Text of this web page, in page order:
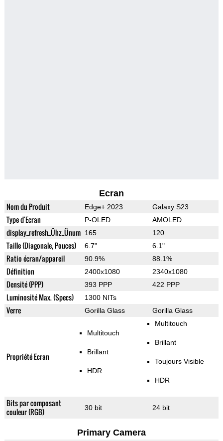
Ecran
Nom du Produit Edge+ 2023 Galaxy S23
Type d'Ecran P-OLED AMOLED
display_refresh_Ühz_Ünum 165 120
Taille (Diagonale, Pouces) 6.7" 6.1"
Ratio écran/appareil 90.9% 88.1%
Définition 2400x1080 2340x1080
Densité (PPP) 393 PPP 422 PPP
Luminosité Max. (Specs) 1300 NITs
Verre Gorilla Glass Gorilla Glass
Propriété Ecran
Multitouch
Brillant
HDR
Multitouch
Brillant
Toujours Visible
HDR
Bits par composant
couleur (RGB)
30 bit 24 bit
Primary Camera